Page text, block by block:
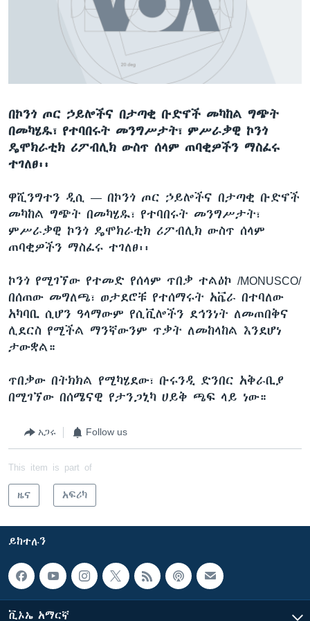
ቋንቋዎች
በኮንጎ ጦር ኃይሎችና በታጣቂ ቡድኖች መካከል ግጭት
በመካሄዱ፣ የተባበሩት መንግሥታት፣ ምሥራቃዊ ኮንጎ
ዴሞክራቲክ ሪፖብሊክ ውስጥ ሰላም ጠባቂዎችን ማስፈሩ
ተገለፀ፡፡
ዋሺንግተን ዲሲ — በኮንጎ ጦር ኃይሎችና በታጣቂ ቡድኖች
መካከል ግጭት በመካሄዱ፣ የተባበሩት መንግሥታት፣
ምሥራቃዊ ኮንጎ ዴሞክራቲክ ሪፖብሊክ ውስጥ ሰላም
ጠባቂዎችን ማስፈሩ ተገለፀ፡፡
ኮንጎ የሚገኘው የተመድ የሰላም ጥበቃ ተልዕኮ /MONUSCO/
በሰጠው መግለጫ፣ ወታደሮቹ የተሰማሩት አቬራ በተባለው
አካባቢ ሲሆን ዓላማውም የሲቪሎችን ደኅንነት ለመጠበቅና
ሊደርስ የሚችል ማንኛውንም ጥቃት ለመከላከል እንደሆነ
ታውቋል።
ጥበቃው በትክክል የሚካሄደው፣ ቡሩንዲ ድንበር አቅራቢያ
በሚገኘው በሰሜናዊ የታንጋኒካ ሀይቅ ጫፍ ላይ ነው።
አጋሩ Follow us
This item is part of
ዜና አፍሪካ
ይከተሉን
ቪኦኤ አማርኛ